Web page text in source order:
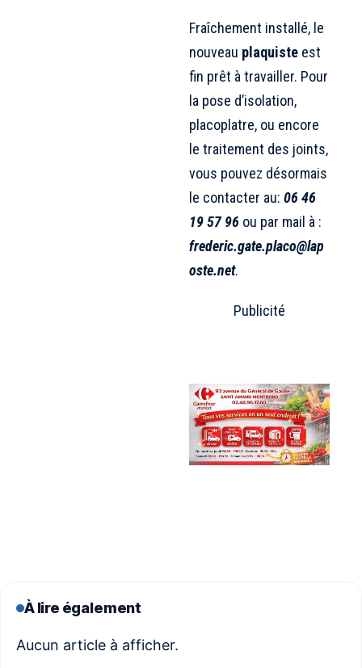
Fraîchement installé, le
nouveau plaquiste est
fin prêt à travailler. Pour
la pose d’isolation,
placoplatre, ou encore
le traitement des joints,
vous pouvez désormais
le contacter au: 06 46
19 57 96 ou par mail à :
frederic.gate.placo@lap
oste.net.
Publicité
À lire également
Aucun article à afficher.